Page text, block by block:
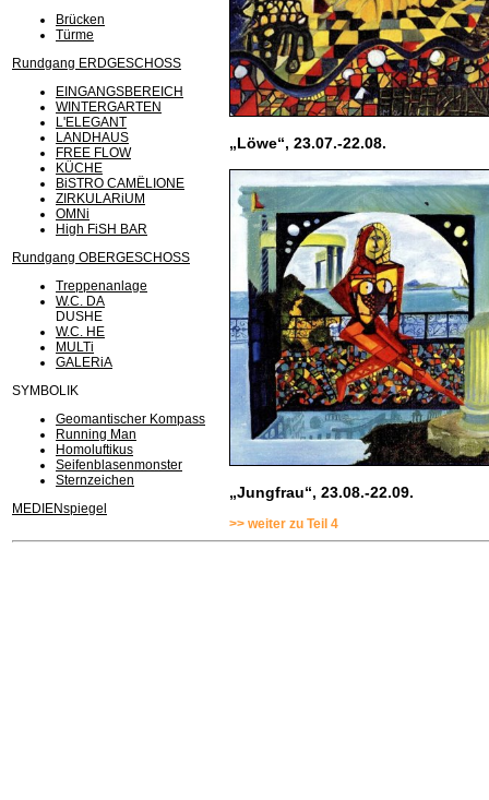
Brücken
Türme
Rundgang ERDGESCHOSS
EINGANGSBEREICH
WINTERGARTEN
L'ELEGANT
LANDHAUS
FREE FLOW
KÜCHE
BiSTRO CAMËLIONE
ZIRKULARiUM
OMNi
High FiSH BAR
Rundgang OBERGESCHOSS
Treppenanlage
W.C. DA
DUSHE
W.C. HE
MULTi
GALERiA
SYMBOLIK
Geomantischer Kompass
Running Man
Homoluftikus
Seifenblasenmonster
Sternzeichen
MEDIENspiegel
„Löwe“, 23.07.-22.08.
„Jungfrau“, 23.08.-22.09.
>> weiter zu Teil 4